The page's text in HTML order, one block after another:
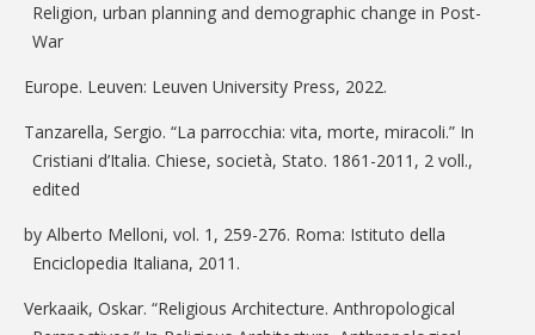
Religion, urban planning and demographic change in Post-
War
Europe. Leuven: Leuven University Press, 2022.
Tanzarella, Sergio. “La parrocchia: vita, morte, miracoli.” In
Cristiani d’Italia. Chiese, società, Stato. 1861-2011, 2 voll.,
edited
by Alberto Melloni, vol. 1, 259-276. Roma: Istituto della
Enciclopedia Italiana, 2011.
Verkaaik, Oskar. “Religious Architecture. Anthropological